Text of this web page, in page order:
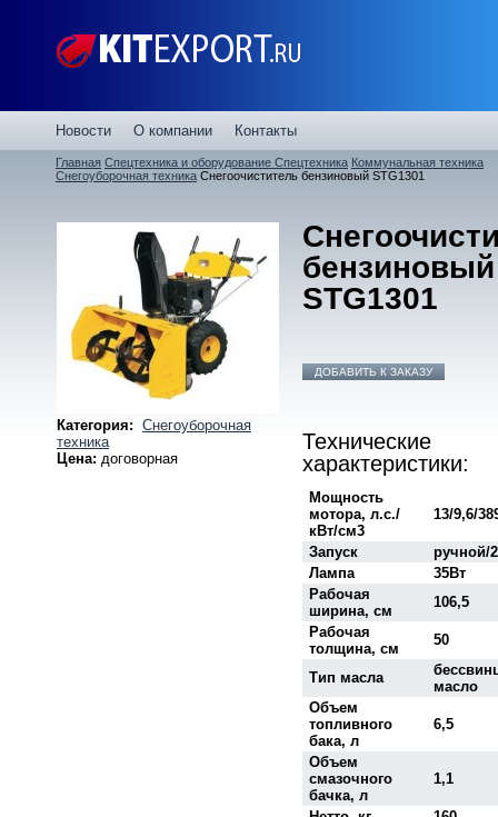
Новости О компании Контакты
Главная Спецтехника и оборудование Спецтехника Коммунальная техника
Снегоуборочная техника Снегоочиститель бензиновый STG1301
Категория: Снегоуборочная
техника
Цена: договорная
бензиновый
STG1301
ДОБАВИТЬ К ЗАКАЗУ
Технические
характеристики:
Мощность
мотора, л.с./
кВт/см3
13/9,6/
Запуск
ручной/
Лампа
35Вт
Рабочая
ширина, см
106,5
Рабочая
толщина, см
50
Тип масла
масло
Объем
топливного
бака, л
6,5
Объем
смазочного
бачка, л
1,1